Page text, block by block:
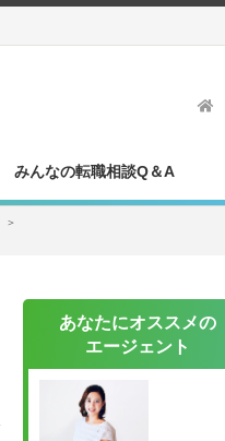
みんなの転職相談Q＆A
＞
あなたにオススメの
エージェント